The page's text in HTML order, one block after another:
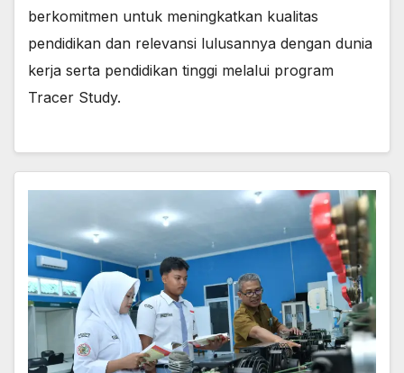
berkomitmen untuk meningkatkan kualitas
pendidikan dan relevansi lulusannya dengan dunia
kerja serta pendidikan tinggi melalui program
Tracer Study.